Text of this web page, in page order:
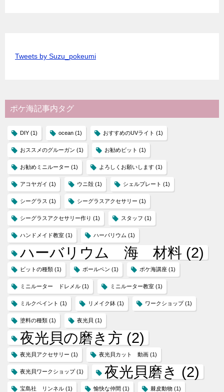
Tweets by Suzu_pokeumi
ポケ海記事内タグ
DIY (1) ocean (1) おすすめのUVライト (1)
おススメのグルーガン (1) お勧めビット (1)
お勧めミニルーター (1) よろしくお願いします (1)
アコヤガイ (1) ウニ殻 (1) シェルプレート (1)
シーグラス (1) シーグラスアクセサリー (1)
シーグラスアクセサリー作り (1) スタッフ (1)
ハンドメイド教室 (1) ハーバリウム (1)
ハーバリウム 海 材料 (2)
ビットの種類 (1) ボールペン (1) ポケ海講座 (1)
ミニルーター ドレメル (1) ミニルーター教室 (1)
ミルクペイント (1) リメイク鉢 (1) ワークショップ(1)
塗料の種類 (1) 夜光貝 (1)
夜光貝の磨き方 (2)
夜光貝アクセサリー (1) 夜光貝カット 動画 (1)
夜光貝ワークショップ(1) 夜光貝磨き (2)
宝島社 リンネル (1) 愉快な仲間 (1) 棘皮動物 (1)